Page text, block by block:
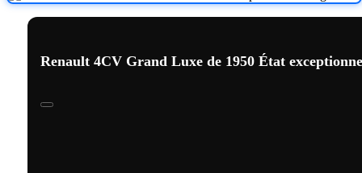
Renault 4CV Grand Luxe de 1950 État